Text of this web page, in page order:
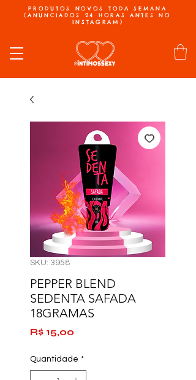
PRODUTOS NOVOS TODA SEMANA
(ANUNCIADOS 24 HORAS ANTES NO
INSTAGRAM)
SKU: 3958
PEPPER BLEND
SEDENTA SAFADA
18GRAMAS
R$ 15,00
Quantidade *